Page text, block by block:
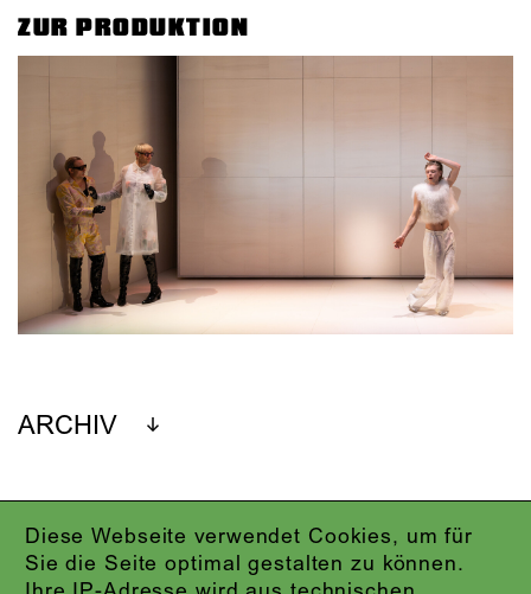
Diese Webseite verwendet Cookies, um für
Sie die Seite optimal gestalten zu können.
ZUR PRODUKTION
ARCHIV
IMPRESSUM
DATENSCHUTZ